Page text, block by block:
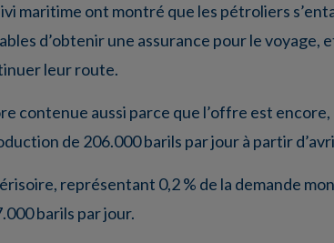
maritime ont montré que les pétroliers
d’obtenir une assurance pour le
leur route.
contenue aussi parce que l’offre est
de 206.000 barils par jour à partir
représentant 0,2 % de la demande
barils par jour.